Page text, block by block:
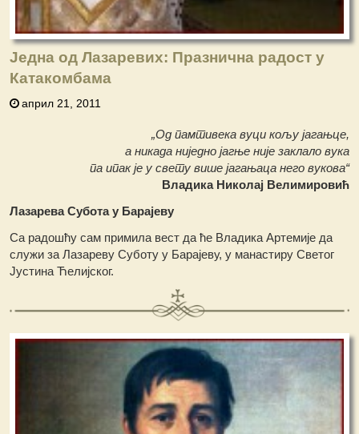
Једна од Лазаревих: Празнична радост у
Катакомбама
април 21, 2011
„Од памтивека вуци кољу јагањце,
а никада ниједно јагње није заклало вука
па ипак је у свету више јагањаца него вукова“
Владика Николај Велимировић
Лазарева Субота у Барајеву
Са радошћу сам примила вест да ће Владика Артемије да
служи за Лазареву Суботу у Барајеву, у манастиру Светог
Јустина Ћелијског.